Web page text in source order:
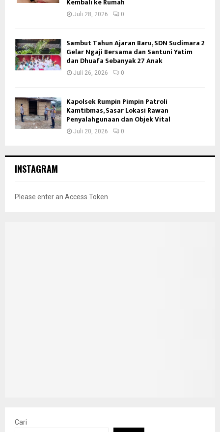
Kembali ke Rumah
Juli 28, 2026 0
Sambut Tahun Ajaran Baru, SDN Sudimara 2
Gelar Ngaji Bersama dan Santuni Yatim
dan Dhuafa Sebanyak 27 Anak
Juli 26, 2026 0
Kapolsek Rumpin Pimpin Patroli
Kamtibmas, Sasar Lokasi Rawan
Penyalahgunaan dan Objek Vital
Juli 20, 2026 0
INSTAGRAM
Please enter an Access Token
Cari